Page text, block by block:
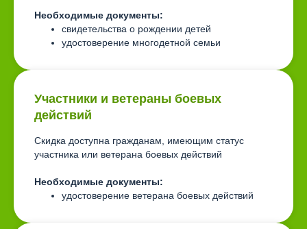
Необходимые документы:
свидетельства о рождении детей
удостоверение многодетной семьи
Участники и ветераны боевых
действий
Скидка доступна гражданам, имеющим статус
участника или ветерана боевых действий
Необходимые документы:
удостоверение ветерана боевых действий